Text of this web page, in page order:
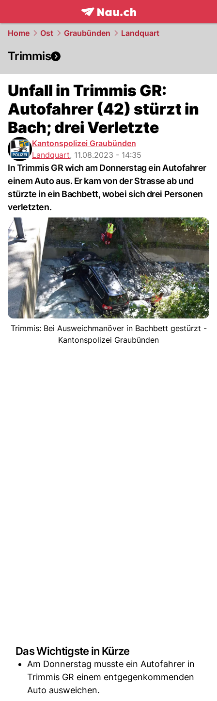
frontpage.NAU.ch
Home Ost Graubünden Landquart
Trimmis
Unfall in Trimmis GR:
Autofahrer (42) stürzt in
Bach; drei Verletzte
Kantonspolizei Graubünden
Landquart, 11.08.2023 - 14:35
In Trimmis GR wich am Donnerstag ein Autofahrer
einem Auto aus. Er kam von der Strasse ab und
stürzte in ein Bachbett, wobei sich drei Personen
verletzten.
Trimmis: Bei Ausweichmanöver in Bachbett gestürzt -
Kantonspolizei Graubünden
Das Wichtigste in Kürze
Am Donnerstag musste ein Autofahrer in
Trimmis GR einem entgegenkommenden
Auto ausweichen.